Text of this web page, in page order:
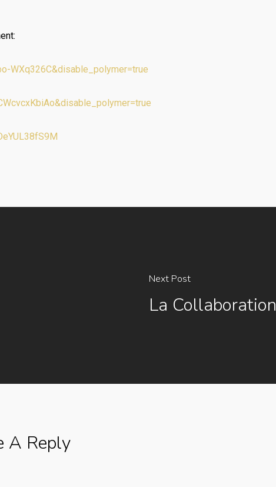
WXq326C&disable_polymer=true
Next Post
La Collaboration
A Reply